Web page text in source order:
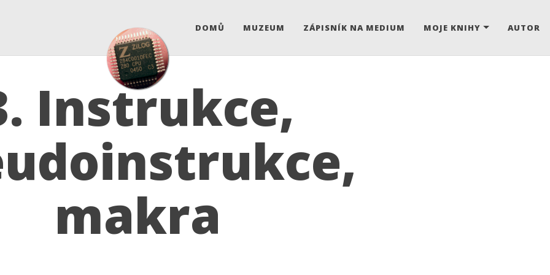
DOMŮ MUZEUM ZÁPISNÍK NA MEDIUM MOJE KNIHY AUTOR
Instrukce,
makra